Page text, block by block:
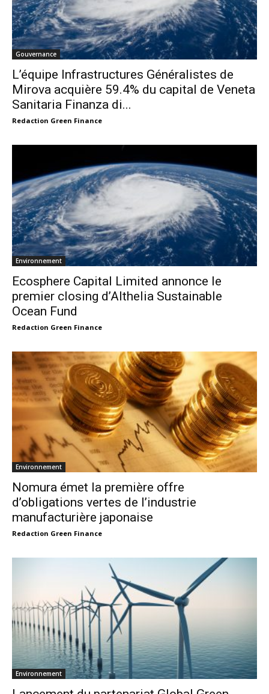
Gouvernance
L’équipe Infrastructures Généralistes de
Mirova acquière 59.4% du capital de Veneta
Sanitaria Finanza di...
Redaction Green Finance
Environnement
Ecosphere Capital Limited annonce le
premier closing d’Althelia Sustainable
Ocean Fund
Redaction Green Finance
Environnement
Nomura émet la première offre
d’obligations vertes de l’industrie
manufacturière japonaise
Redaction Green Finance
Environnement